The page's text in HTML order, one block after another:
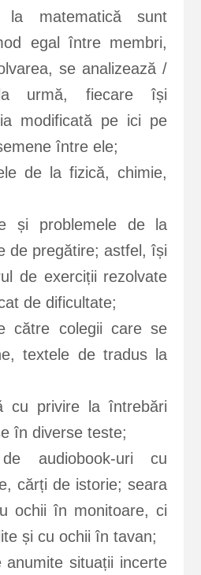
la matematică sunt
egal între membri,
se analizează /
la urmă, fiecare își
modificată pe ici pe
între ele;
de la fizică, chimie,
și problemele de la
de pregătire; astfel, își
de exerciții rezolvate
de dificultate;
către colegii care se
textele de tradus la
cu privire la întrebări
în diverse teste;
audiobook-uri cu
cărți de istorie; seara
ochii în monitoare, ci
și cu ochii în tavan;
anumite situații incerte